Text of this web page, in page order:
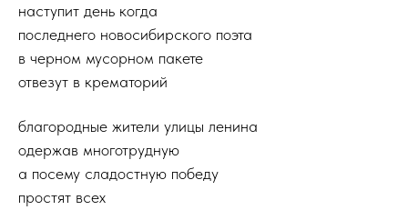
наступит день когда
последнего новосибирского поэта
в черном мусорном пакете
отвезут в крематорий
благородные жители улицы ленина
одержав многотрудную
а посему сладостную победу
простят всех